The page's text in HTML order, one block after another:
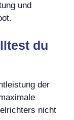
und
du
der
nicht